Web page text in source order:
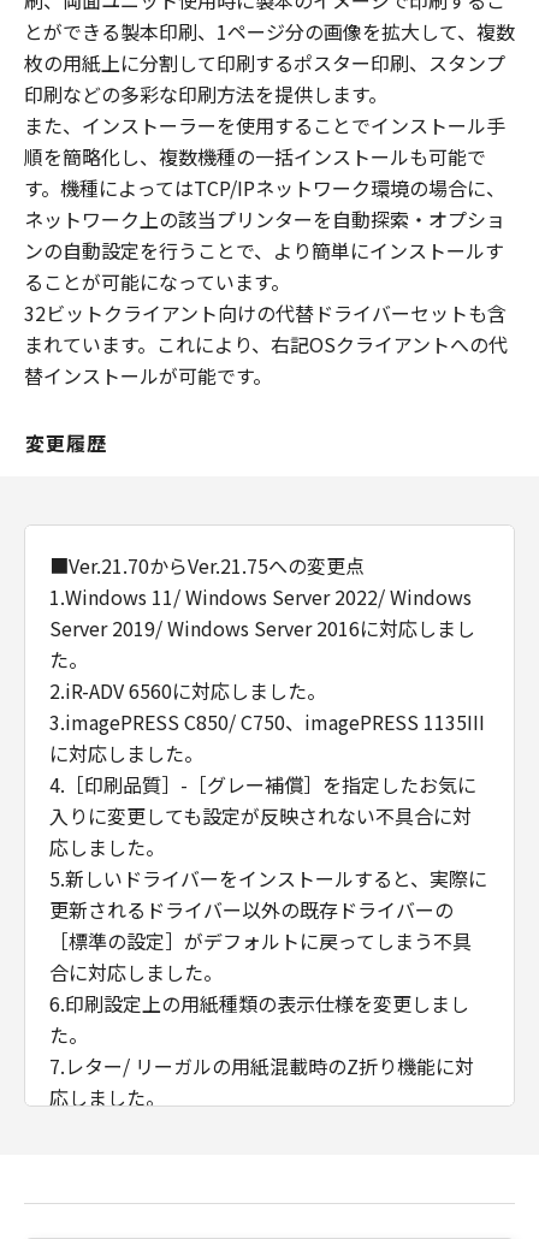
とができる製本印刷、1ページ分の画像を拡大して、複数
枚の用紙上に分割して印刷するポスター印刷、スタンプ
印刷などの多彩な印刷方法を提供します。
また、インストーラーを使用することでインストール手
順を簡略化し、複数機種の一括インストールも可能で
す。機種によってはTCP/IPネットワーク環境の場合に、
ネットワーク上の該当プリンターを自動探索・オプショ
ンの自動設定を行うことで、より簡単にインストールす
ることが可能になっています。
32ビットクライアント向けの代替ドライバーセットも含
まれています。これにより、右記OSクライアントへの代
替インストールが可能です。
変更履歴
■Ver.21.70からVer.21.75への変更点
1.Windows 11/ Windows Server 2022/ Windows
Server 2019/ Windows Server 2016に対応しまし
た。
2.iR-ADV 6560に対応しました。
3.imagePRESS C850/ C750、imagePRESS 1135III
に対応しました。
4.［印刷品質］-［グレー補償］を指定したお気に
入りに変更しても設定が反映されない不具合に対
応しました。
5.新しいドライバーをインストールすると、実際に
更新されるドライバー以外の既存ドライバーの
［標準の設定］がデフォルトに戻ってしまう不具
合に対応しました。
6.印刷設定上の用紙種類の表示仕様を変更しまし
た。
7.レター/ リーガルの用紙混載時のZ折り機能に対
応しました。